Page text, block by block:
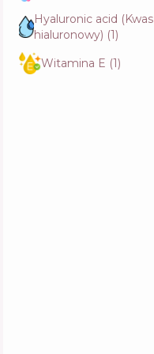
Hyaluronic acid (Kwas
hialuronowy) (1)
Witamina E (1)